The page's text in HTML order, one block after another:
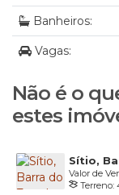
Banheiros:
Vagas:
Não é o
estes
Sítio,
Valor de
Catarina,
Terreno: